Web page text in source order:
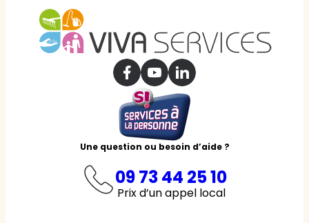
Une question ou besoin d’aide ?
09 73 44 25 10
Prix d’un appel local